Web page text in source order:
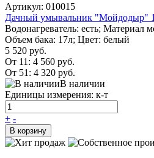
Артикул: 010015
Дачный умывальник "Мойдодыр"
Водонагреватель: есть; Материал
Объем бака: 17л; Цвет: белый
5 520 руб.
От 11: 4 560 руб.
От 51: 4 320 руб.
В наличии
Единицы измерения: к-т
+ -
В корзину